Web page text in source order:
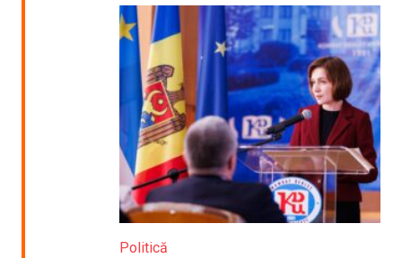
Politică